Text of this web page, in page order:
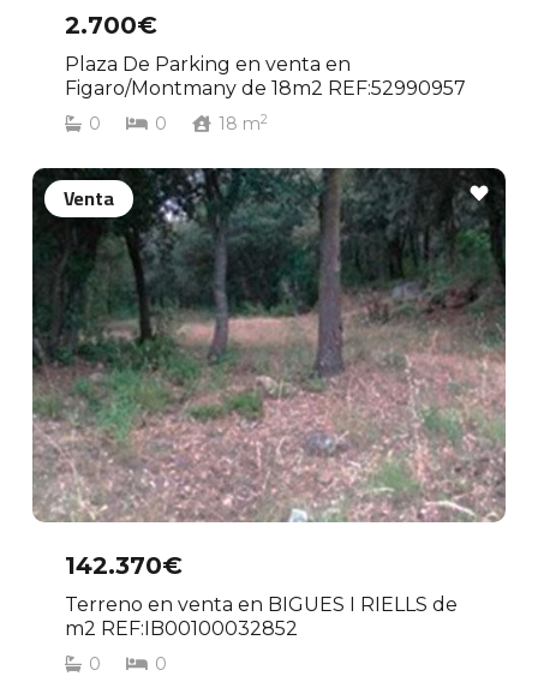
2.700€
Plaza De Parking en venta en
Figaro/Montmany de 18m2 REF:52990957
0 0 18 m2
142.370€
Terreno en venta en BIGUES I RIELLS de
m2 REF:IB00100032852
0 0
Venta